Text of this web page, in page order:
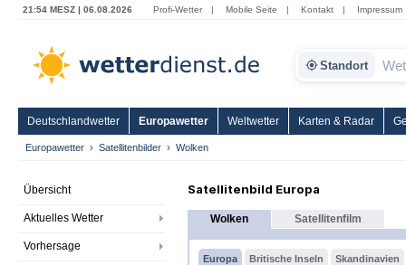
21:54 MESZ | 06.08.2026 Profi-Wetter | Mobile Seite | Kontakt | Impressum
Standort
Deutschlandwetter Europawetter Weltwetter Karten & Radar
Europawetter Satellitenbilder Wolken
Übersicht
Aktuelles Wetter
Vorhersage
Satellitenbild Europa
Wolken Satellitenfilm
Europa Britische Inseln
Skandinavien